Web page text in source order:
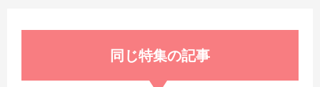
同じ特集の記事